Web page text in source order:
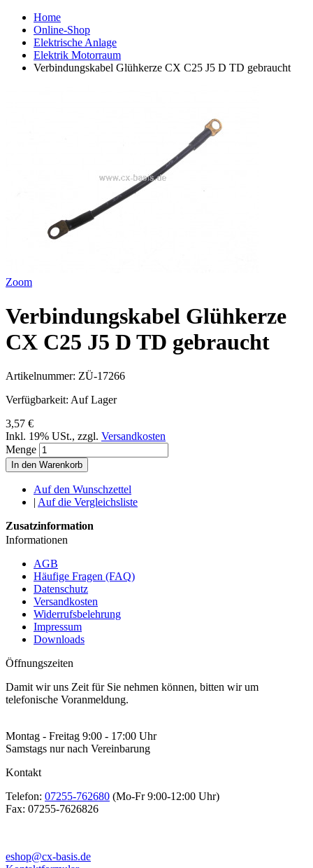
Home
Online-Shop
Elektrische Anlage
Elektrik Motorraum
Verbindungskabel Glühkerze CX C25 J5 D TD gebraucht
Zoom
Verbindungskabel Glühkerze
CX C25 J5 D TD gebraucht
Artikelnummer: ZÜ-17266
Verfügbarkeit: Auf Lager
3,57 €
Inkl. 19% USt., zzgl. Versandkosten
Menge
In den Warenkorb
Auf den Wunschzettel
| Auf die Vergleichsliste
Zusatzinformation
Informationen
AGB
Häufige Fragen (FAQ)
Datenschutz
Versandkosten
Widerrufsbelehrung
Impressum
Downloads
Öffnungszeiten
Damit wir uns Zeit für Sie nehmen können, bitten wir um
telefonische Voranmeldung.
Montag - Freitag 9:00 - 17:00 Uhr
Samstags nur nach Vereinbarung
Kontakt
Telefon: 07255-762680 (Mo-Fr 9:00-12:00 Uhr)
Fax: 07255-7626826
eshop@cx-basis.de